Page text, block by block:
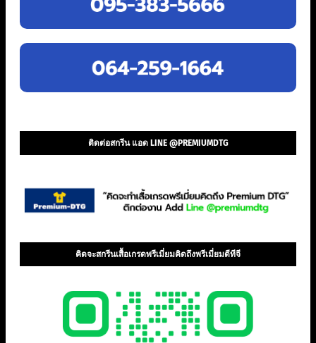
ติดต่อสกรีน แอด LINE @PREMIUMDTG
คิดจะสกรีนเสื้อเกรดพรีเมี่ยมคิดถึงพรีเมี่ยมดีทีจี